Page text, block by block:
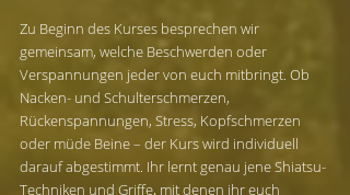
Zu Beginn des Kurses besprechen wir
gemeinsam, welche Beschwerden oder
Verspannungen jeder von euch mitbringt. Ob
Nacken- und Schulterschmerzen,
Rückenspannungen, Stress, Kopfschmerzen
oder müde Beine – der Kurs wird individuell
darauf abgestimmt. Ihr lernt genau jene Shiatsu-
Techniken und Griffe, mit denen ihr euch